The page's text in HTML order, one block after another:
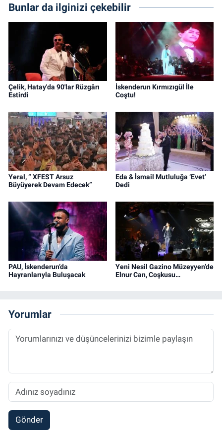
Bunlar da ilginizi çekebilir
Çelik, Hatay'da 90'lar Rüzgârı
Estirdi
İskenderun Kırmızıgül İle
Coştu!
Yeral, “ XFEST Arsuz
Büyüyerek Devam Edecek”
Eda & İsmail Mutluluğa ‘Evet’
Dedi
PAU, İskenderun’da
Hayranlarıyla Buluşacak
Yeni Nesil Gazino Müzeyyen’de
Elnur Can, Coşkusu…
Yorumlar
Gönder